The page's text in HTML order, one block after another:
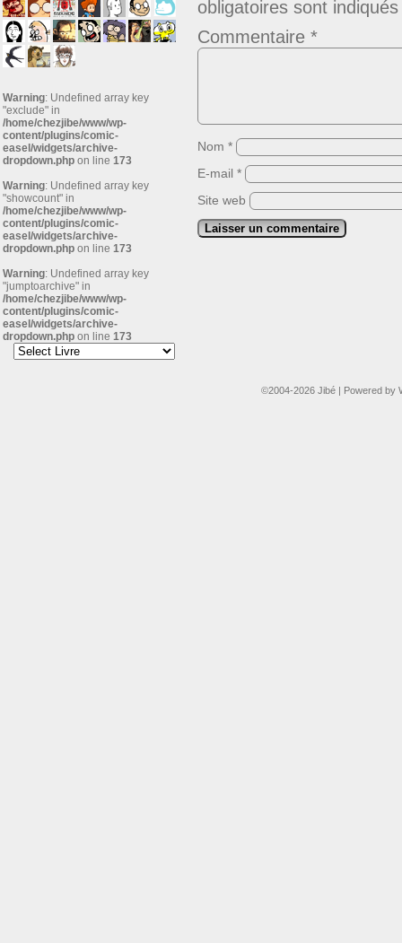
Warning: Undefined array key
"exclude" in
/home/chezjibe/www/wp-
content/plugins/comic-
easel/widgets/archive-
dropdown.php on line 173
Warning: Undefined array key
"showcount" in
/home/chezjibe/www/wp-
content/plugins/comic-
easel/widgets/archive-
dropdown.php on line 173
Warning: Undefined array key
"jumptoarchive" in
/home/chezjibe/www/wp-
content/plugins/comic-
easel/widgets/archive-
dropdown.php on line 173
obligatoires sont
Commentaire *
Nom *
E-mail *
Site web
©2004-2026 Jibé | Powered by